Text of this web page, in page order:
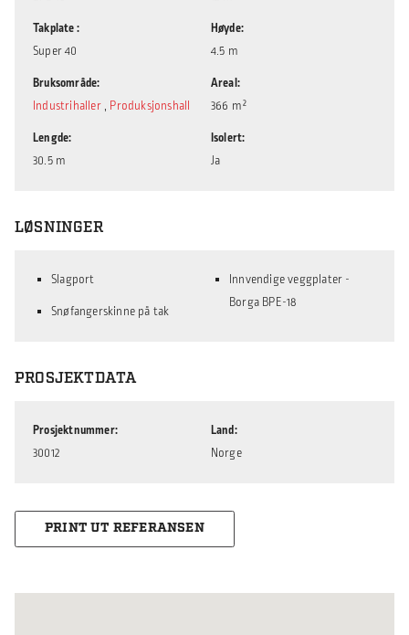
Takplate
Super 40
Bruksområde
Industrihaller , Produksjonshall
Lengde
30.5 m
Høyde
4.5 m
Areal
366 m²
Isolert
Ja
LØSNINGER
Slagport
Snøfangerskinne på tak
Innvendige veggplater -
Borga BPE-18
PROSJEKTDATA
Prosjektnummer
30012
Land
Norge
PRINT UT REFERANSEN